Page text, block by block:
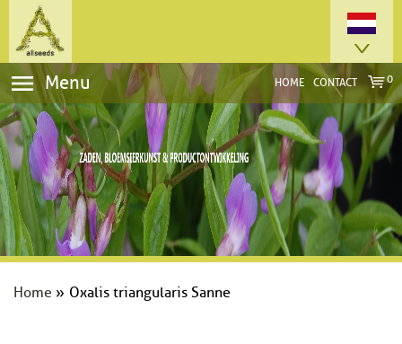
0
HOME CONTACT
Menu
Home » Oxalis triangularis Sanne